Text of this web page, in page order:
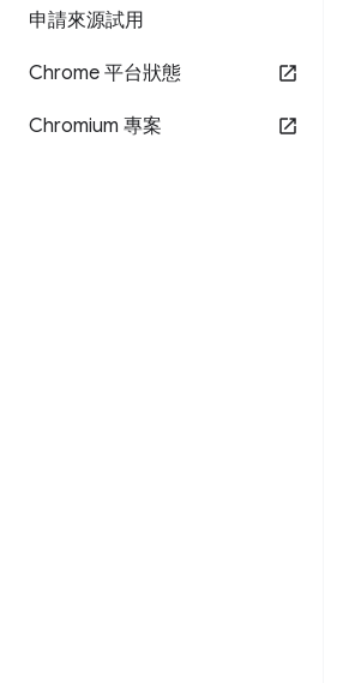
申請來源試用
Chrome 平台狀態
Chromium 專案